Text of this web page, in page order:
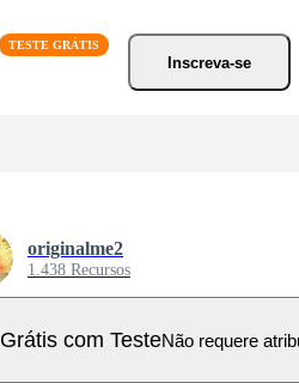
Inscreva-se
originalme2
1.438 Recursos
Grátis com TesteNão requere